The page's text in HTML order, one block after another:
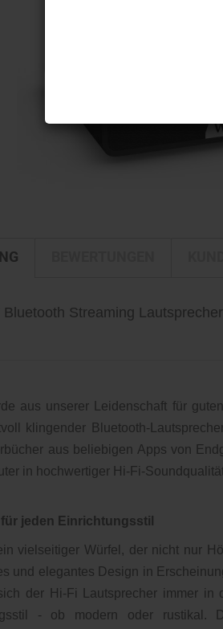
Streaming
aus unserer Leidenschaft für
klingender Bluetooth-
aus beliebigen Apps von
in hochwertiger Hi-Fi-
jeden Einrichtungsstil
vielseitiger Würfel, der nicht nur
und elegantes Design in
der Hi-Fi Lautsprecher immer
- ob modern oder rustikal.